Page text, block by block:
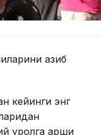
қазиб
кейинги энг
қарши